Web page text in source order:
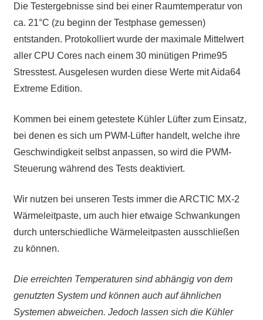
Die Testergebnisse sind bei einer Raumtemperatur von
ca. 21°C (zu beginn der Testphase gemessen)
entstanden. Protokolliert wurde der maximale Mittelwert
aller CPU Cores nach einem 30 minütigen Prime95
Stresstest. Ausgelesen wurden diese Werte mit Aida64
Extreme Edition.
Kommen bei einem getestete Kühler Lüfter zum Einsatz,
bei denen es sich um PWM-Lüfter handelt, welche ihre
Geschwindigkeit selbst anpassen, so wird die PWM-
Steuerung während des Tests deaktiviert.
Wir nutzen bei unseren Tests immer die ARCTIC MX-2
Wärmeleitpaste, um auch hier etwaige Schwankungen
durch unterschiedliche Wärmeleitpasten ausschließen
zu können.
Die erreichten Temperaturen sind abhängig von dem
genutzten System und können auch auf ähnlichen
Systemen abweichen. Jedoch lassen sich die Kühler